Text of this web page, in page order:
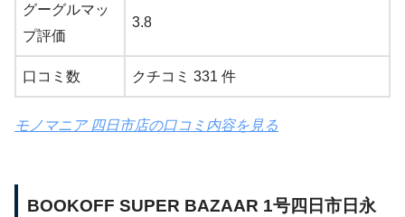
グーグルマッ
プ評価
3.8
口コミ数 クチコミ 331 件
モノマニア 四日市店の口コミ内容を見る
BOOKOFF SUPER BAZAAR 1号四日市日永